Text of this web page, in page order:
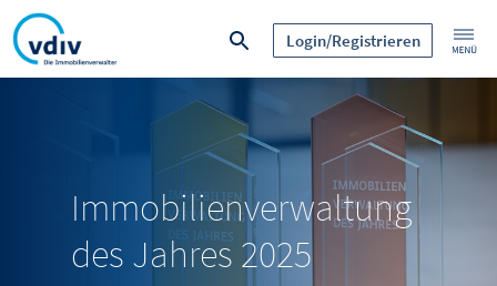
Login/Registrieren
Immobilienverwaltung
des Jahres 2025